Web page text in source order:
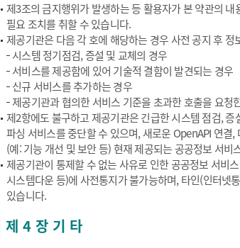
제3조의 금지행위가 발생하는 등 활용자가 본 약관의
필요 조치를 취할 수 있습니다.
제공기관은 다음 각 호에 해당하는 경우 사전 공지 후
시스템 정기점검, 증설 및 교체의 경우
서비스를 제공함에 있어 기술적 결함이 발견되는 경우
신규 서비스를 추가하는 경우
제공기관과 협의한 서비스 기준을 초과한 호출을 요청
제2항에도 불구하고 제공기관은 긴급한 시스템 점검,
파싱 서비스를 중단할 수 있으며, 새로운 OpenAPI 연
(예: 기능 개선 및 보안 등) 현재 제공되는 공공정보 서비
제공기관이 통제할 수 없는 사유로 인한 공공정보 서비
시스템다운 등)에 사전통지가 불가능하며, 타인(인터넷
있습니다.
제 4 장 기 타